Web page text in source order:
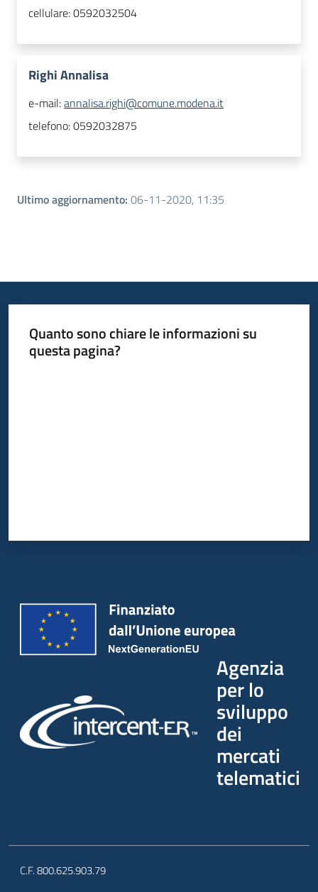
cellulare:0592032504
Righi Annalisa
e-mail:annalisa.righi@comune.modena.it
telefono:0592032875
Ultimo aggiornamento: 06-11-2020, 11:35
Quanto sono chiare le informazioni su
questa pagina?
Agenzia
per lo
sviluppo
dei
mercati
telematici
C.F. 800.625.903.79